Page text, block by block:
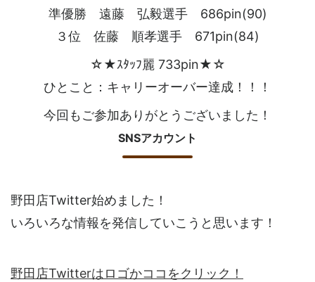
準優勝 遠藤 弘毅選手 686pin(90)
３位 佐藤 順孝選手 671pin(84)
☆★ｽﾀｯﾌ麗 733pin★☆
ひとこと：キャリーオーバー達成！！！
今回もご参加ありがとうございました！
SNSアカウント
野田店Twitter始めました！
いろいろな情報を発信していこうと思います！
野田店Twitterはロゴかココをクリック！